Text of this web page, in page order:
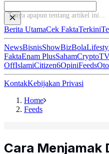
Tanya
Berita UtamaCek FaktaTerkini
NewsBisnisShowBizBola
FaktaEnam PlusSahamCrypto
OffIslamiCitizen6OpiniFeeds
KontakKebijakan Privasi
Home
Feeds
Cara Menjamak